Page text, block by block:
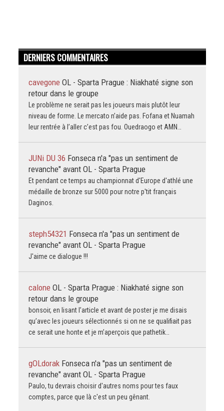
DERNIERS COMMENTAIRES
cavegone OL - Sparta Prague : Niakhaté signe son
retour dans le groupe
Le problème ne serait pas les joueurs mais plutôt leur
niveau de forme. Le mercato n’aide pas. Fofana et Nuamah
leur rentrée à l’aller c’est pas fou. Ouedraogo et AMN…
JUNi DU 36 Fonseca n'a "pas un sentiment de
revanche" avant OL - Sparta Prague
Et pendant ce temps au championnat d'Europe d'athlé une
médaille de bronze sur 5000 pour notre p'tit français
Daginos.
steph54321 Fonseca n'a "pas un sentiment de
revanche" avant OL - Sparta Prague
J'aime ce dialogue !!!
calone OL - Sparta Prague : Niakhaté signe son
retour dans le groupe
bonsoir, en lisant l’article et avant de poster je me disais
qu’avec les joueurs sélectionnés si on ne se qualifiait pas
ce serait une honte et je m’aperçois que pathetik…
gOLdorak Fonseca n'a "pas un sentiment de
revanche" avant OL - Sparta Prague
Paulo, tu devrais choisir d'autres noms pour tes faux
comptes, parce que là c'est un peu gênant.